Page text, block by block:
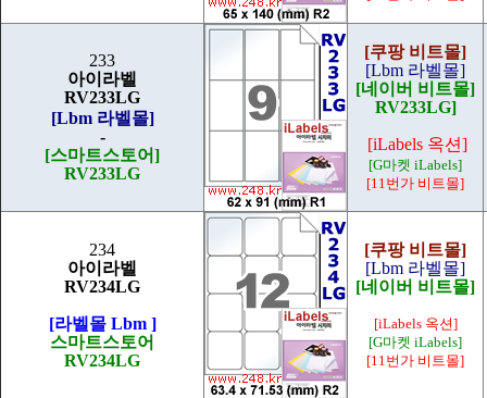
233
아이라벨
RV233LG
[Lbm 라벨몰]
-
[스마트스토어]
RV233LG
[쿠팡 비트몰]
[Lbm 라벨몰]
[네이버 비트몰]
RV233LG]
[iLabels 옥션]
[G마켓 iLabels]
[11번가 비트몰]
234
아이라벨
RV234LG
[라벨몰 Lbm ]
스마트스토어
RV234LG
[쿠팡 비트몰]
[Lbm 라벨몰]
[네이버 비트몰]
[iLabels 옥션]
[G마켓 iLabels]
[11번가 비트몰]